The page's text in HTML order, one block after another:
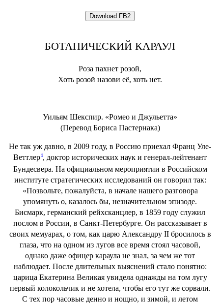
БОТАНИЧЕСКИЙ КАРАУЛ
Роза пахнет розой,
Хоть розой назови её, хоть нет.
Уильям Шекспир. «Ромео и Джульетта»
(Перевод Бориса Пастернака)
Не так уж давно, в 2009 году, в Россию приехал Франц Уле-
Веттлер1, доктор исторических наук и генерал-лейтенант
Бундесвера. На официальном мероприятии в Российском
институте стратегических исследований он говорил так:
«Позвольте, пожалуйста, в начале нашего разговора
упомянуть о, казалось бы, незначительном эпизоде.
Бисмарк, германский рейхсканцлер, в 1859 году служил
послом в России, в Санкт-Петербурге. Он рассказывает в
своих мемуарах, о том, как царю Александру II бросилось в
глаза, что на одном из лугов все время стоял часовой,
однако даже офицер караула не знал, за чем же тот
наблюдает. После длительных выяснений стало понятно:
царица Екатерина Великая увидела однажды на том лугу
первый колокольчик и не хотела, чтобы его тут же сорвали.
С тех пор часовые денно и нощно, и зимой, и летом